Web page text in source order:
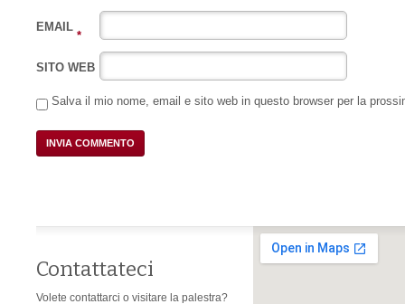
EMAIL
*
SITO WEB
Salva il mio nome, email e sito web in questo browser per la
Contattateci
Volete contattarci o visitare la palestra?